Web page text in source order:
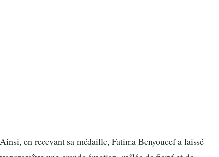
Ainsi, en recevant sa médaille, Fatima Benyoucef a laissé